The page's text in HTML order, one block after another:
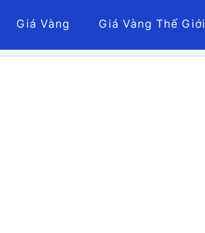
Giá Vàng Giá Vàng Thế Giới